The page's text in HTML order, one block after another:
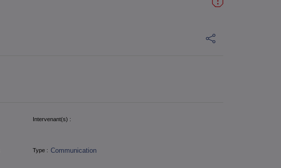
Intervenant(s) :
Type : Communication